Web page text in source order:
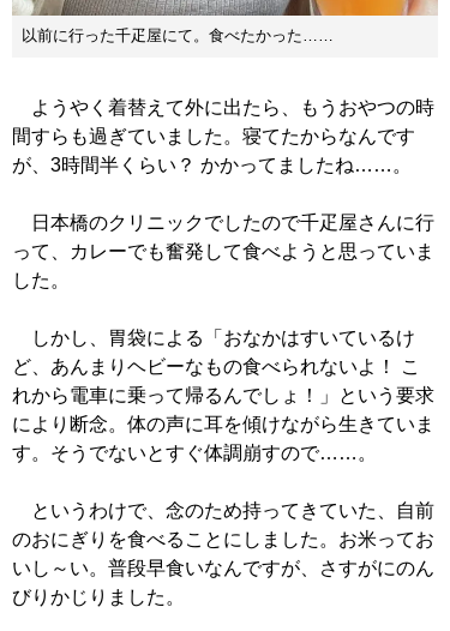
以前に行った千疋屋にて。食べたかった……
ようやく着替えて外に出たら、もうおやつの時
間すらも過ぎていました。寝てたからなんです
が、3時間半くらい？ かかってましたね……。
日本橋のクリニックでしたので千疋屋さんに行
って、カレーでも奮発して食べようと思っていま
した。
しかし、胃袋による「おなかはすいているけ
ど、あんまりヘビーなもの食べられないよ！ こ
れから電車に乗って帰るんでしょ！」という要求
により断念。体の声に耳を傾けながら生きていま
す。そうでないとすぐ体調崩すので……。
というわけで、念のため持ってきていた、自前
のおにぎりを食べることにしました。お米ってお
いし～い。普段早食いなんですが、さすがにのん
びりかじりました。